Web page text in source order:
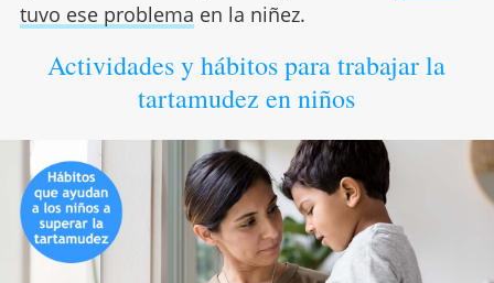
tuvo ese problema en la niñez.
Actividades y hábitos para trabajar la
tartamudez en niños